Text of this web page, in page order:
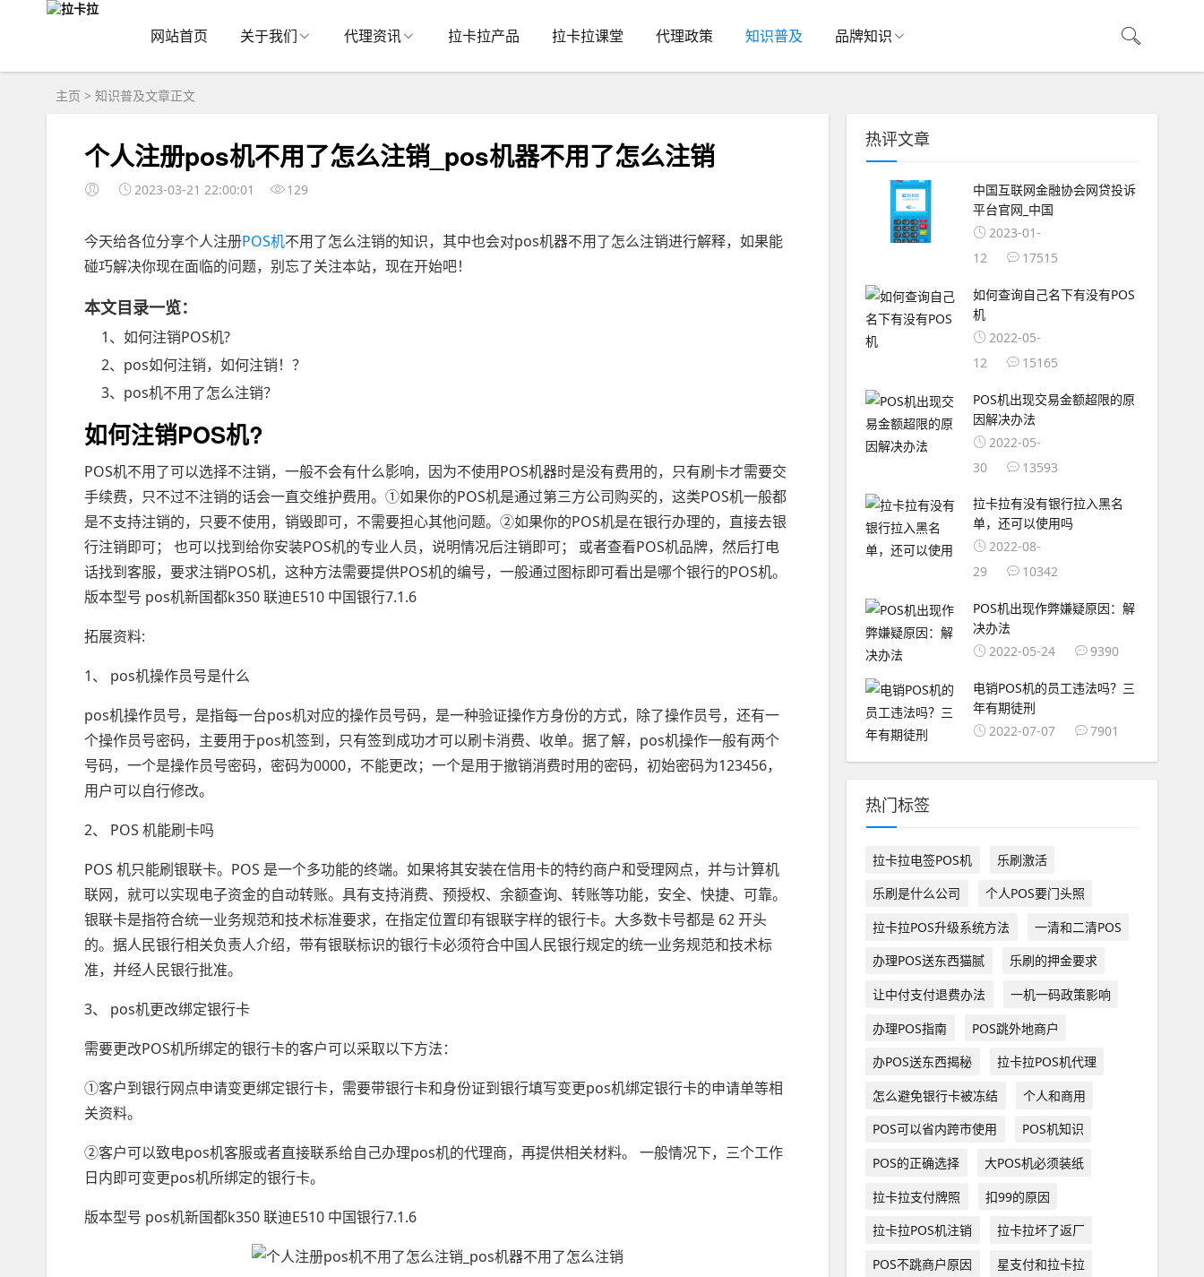
网站首页 关于我们 代理资讯 拉卡拉产品 拉卡拉课堂 代理政策 知识普及 品牌知识
主页 > 知识普及文章正文
个人注册pos机不用了怎么注销_pos机器不用了怎么注销
2023-03-21 22:00:01 129
今天给各位分享个人注册POS机不用了怎么注销的知识，其中也会对pos机器不用了怎么注销进行解释，如果能
碰巧解决你现在面临的问题，别忘了关注本站，现在开始吧！
本文目录一览：
1、如何注销POS机?
2、pos如何注销，如何注销！？
3、pos机不用了怎么注销？
如何注销POS机?
POS机不用了可以选择不注销，一般不会有什么影响，因为不使用POS机器时是没有费用的，只有刷卡才需要交
手续费，只不过不注销的话会一直交维护费用。①如果你的POS机是通过第三方公司购买的，这类POS机一般都
是不支持注销的，只要不使用，销毁即可，不需要担心其他问题。②如果你的POS机是在银行办理的，直接去银
行注销即可； 也可以找到给你安装POS机的专业人员，说明情况后注销即可； 或者查看POS机品牌，然后打电
话找到客服，要求注销POS机，这种方法需要提供POS机的编号，一般通过图标即可看出是哪个银行的POS机。
版本型号 pos机新国都k350 联迪E510 中国银行7.1.6
拓展资料:
1、 pos机操作员号是什么
pos机操作员号，是指每一台pos机对应的操作员号码，是一种验证操作方身份的方式，除了操作员号，还有一
个操作员号密码，主要用于pos机签到，只有签到成功才可以刷卡消费、收单。据了解，pos机操作一般有两个
号码，一个是操作员号密码，密码为0000，不能更改；一个是用于撤销消费时用的密码，初始密码为123456，
用户可以自行修改。
2、 POS 机能刷卡吗
POS 机只能刷银联卡。POS 是一个多功能的终端。如果将其安装在信用卡的特约商户和受理网点，并与计算机
联网，就可以实现电子资金的自动转账。具有支持消费、预授权、余额查询、转账等功能，安全、快捷、可靠。
银联卡是指符合统一业务规范和技术标准要求，在指定位置印有银联字样的银行卡。大多数卡号都是 62 开头
的。据人民银行相关负责人介绍，带有银联标识的银行卡必须符合中国人民银行规定的统一业务规范和技术标
准，并经人民银行批准。
3、 pos机更改绑定银行卡
需要更改POS机所绑定的银行卡的客户可以采取以下方法：
①客户到银行网点申请变更绑定银行卡，需要带银行卡和身份证到银行填写变更pos机绑定银行卡的申请单等相
关资料。
②客户可以致电pos机客服或者直接联系给自己办理pos机的代理商，再提供相关材料。 一般情况下，三个工作
日内即可变更pos机所绑定的银行卡。
版本型号 pos机新国都k350 联迪E510 中国银行7.1.6
热评文章
中国互联网金融协会网贷投诉
平台官网_中国
2023-01-
12
17515
如何查询自己名下有没有POS
机
2022-05-
12
15165
POS机出现交易金额超限的原
因解决办法
2022-05-
30
13593
拉卡拉有没有银行拉入黑名
单，还可以使用吗
2022-08-
29
10342
POS机出现作弊嫌疑原因：解
决办法
2022-05-24
9390
电销POS机的员工违法吗？三
年有期徒刑
2022-07-07
7901
热门标签
拉卡拉电签POS机
乐刷激活
乐刷是什么公司
个人POS要门头照
拉卡拉POS升级系统方法
一清和二清POS
办理POS送东西猫腻
乐刷的押金要求
让中付支付退费办法
一机一码政策影响
办理POS指南
POS跳外地商户
办POS送东西揭秘
拉卡拉POS机代理
怎么避免银行卡被冻结
个人和商用
POS可以省内跨市使用
POS机知识
POS的正确选择
大POS机必须装纸
拉卡拉支付牌照
扣99的原因
拉卡拉POS机注销
拉卡拉坏了返厂
POS不跳商户原因
星支付和拉卡拉